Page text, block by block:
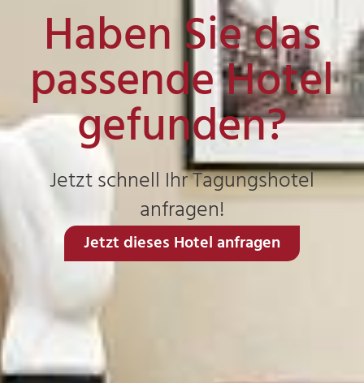
Haben Sie das
passende Hotel
gefunden?
Jetzt schnell Ihr Tagungshotel
anfragen!
Jetzt dieses Hotel anfragen